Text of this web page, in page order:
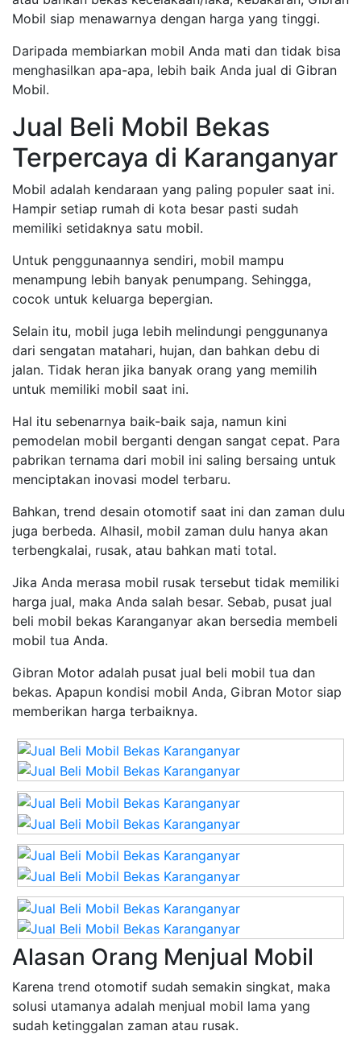
Mobil siap menawarnya dengan harga yang tinggi.
Daripada membiarkan mobil Anda mati dan tidak bisa
menghasilkan apa-apa, lebih baik Anda jual di Gibran
Mobil.
Jual Beli Mobil Bekas
Terpercaya di Karanganyar
Mobil adalah kendaraan yang paling populer saat ini.
Hampir setiap rumah di kota besar pasti sudah
memiliki setidaknya satu mobil.
Untuk penggunaannya sendiri, mobil mampu
menampung lebih banyak penumpang. Sehingga,
cocok untuk keluarga bepergian.
Selain itu, mobil juga lebih melindungi penggunanya
dari sengatan matahari, hujan, dan bahkan debu di
jalan. Tidak heran jika banyak orang yang memilih
untuk memiliki mobil saat ini.
Hal itu sebenarnya baik-baik saja, namun kini
pemodelan mobil berganti dengan sangat cepat. Para
pabrikan ternama dari mobil ini saling bersaing untuk
menciptakan inovasi model terbaru.
Bahkan, trend desain otomotif saat ini dan zaman dulu
juga berbeda. Alhasil, mobil zaman dulu hanya akan
terbengkalai, rusak, atau bahkan mati total.
Jika Anda merasa mobil rusak tersebut tidak memiliki
harga jual, maka Anda salah besar. Sebab, pusat jual
beli mobil bekas Karanganyar akan bersedia membeli
mobil tua Anda.
Gibran Motor adalah pusat jual beli mobil tua dan
bekas. Apapun kondisi mobil Anda, Gibran Motor siap
memberikan harga terbaiknya.
Alasan Orang Menjual Mobil
Karena trend otomotif sudah semakin singkat, maka
solusi utamanya adalah menjual mobil lama yang
sudah ketinggalan zaman atau rusak.